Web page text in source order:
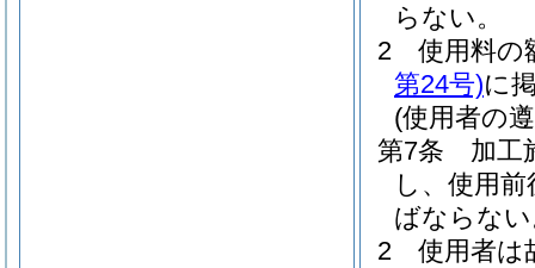
らない。
2
使用料の
第24号)に
(使用者の
第7条
加工
し、使用
ばならな
2
使用者は